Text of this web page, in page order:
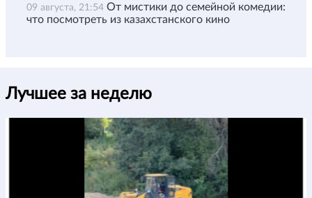
09 августа, 21:54 От мистики до семейной комедии:
что посмотреть из казахстанского кино
Лучшее за неделю